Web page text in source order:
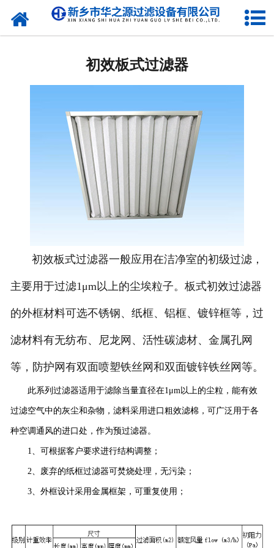
初效板式过滤器
初效板式过滤器一般应用在洁净室的初级过滤，
主要用于过滤1μm以上的尘埃粒子。板式初效过滤器
的外框材料可选不锈钢、纸框、铝框、镀锌框等，过
滤材料有无纺布、尼龙网、活性碳滤材、金属孔网
等，防护网有双面喷塑铁丝网和双面镀锌铁丝网等。
此系列过滤器适用于滤除当量直径在1μm以上的尘粒，能有效
过滤空气中的灰尘和杂物，滤料采用进口粗效滤棉，可广泛用于各
种空调通风的进口处，作为预过滤器。
1、可根据客户要求进行结构调整；
2、废弃的纸框过滤器可焚烧处理，无污染；
3、外框设计采用金属框架，可重复使用；